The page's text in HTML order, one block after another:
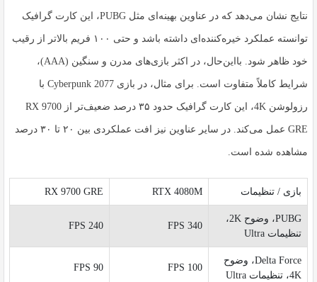
نتایج نشان می‌دهد که در عناوین بهینه‌ای مثل PUBG، این کارت گرافیک
توانسته عملکرد خیره‌کننده‌ای داشته باشد و حتی ۱۰۰ فریم بالاتر از رقیب
خود ظاهر شود. بااین‌حال، در اکثر بازی‌های مدرن و سنگین (AAA)،
شرایط کاملاً متفاوت است. برای مثال، در بازی Cyberpunk 2077 با
رزولوشن 4K، این کارت گرافیک حدود ۳۵ درصد ضعیف‌تر از RX 9700
GRE عمل می‌کند. در سایر عناوین نیز افت عملکردی بین ۲۰ تا ۳۰ درصد
مشاهده شده است.
بازی / تنظیمات RTX 4080M
RX 9700 GRE
PUBG، وضوح 2K،
تنظیمات Ultra
340 FPS
240 FPS
Delta Force، وضوح
4K، تنظیمات Ultra
100 FPS
90 FPS